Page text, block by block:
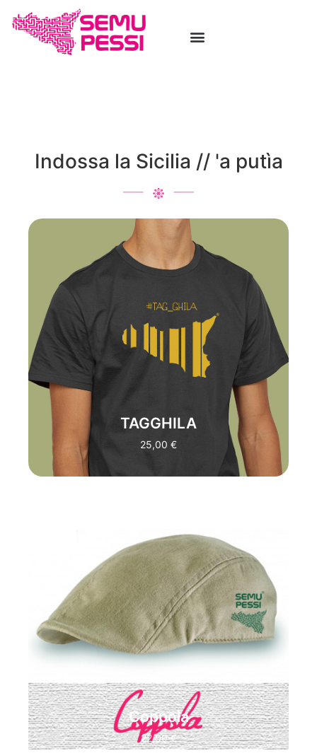
Indossa la Sicilia // 'a putìa
TAGGHILA
25,00 €
"SICILIAN STRONG"
TAGGHILA E' LA
CHI LA INDOSSA SA QUAND'E' IL
MOMENTO DI DIRE BASTA. LO SPIRITO
SUPERBO CREA UN CONNUBIO CON
LA SIMPATIA, INCARNANDO
PERFETTAMENTE LO STILE DEL
SICILIANO D.O.C -
TRADUZIONE:
ACQUISTA
Coppola
22,00€
ACQUISTA